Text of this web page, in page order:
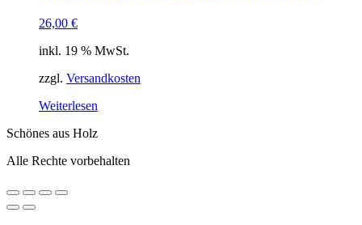
26,00 €
inkl. 19 % MwSt.
zzgl. Versandkosten
Weiterlesen
Schönes aus Holz
Alle Rechte vorbehalten